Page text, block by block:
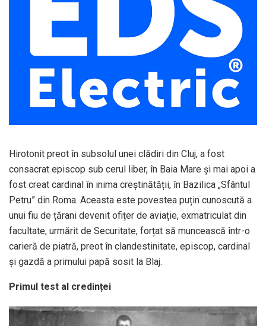
Hirotonit preot în subsolul unei clădiri din Cluj, a fost
consacrat episcop sub cerul liber, în Baia Mare și mai apoi a
fost creat cardinal în inima creștinătății, în Bazilica „Sfântul
Petru” din Roma. Aceasta este povestea puțin cunoscută a
unui fiu de țărani devenit ofițer de aviație, exmatriculat din
facultate, urmărit de Securitate, forțat să muncească într-o
carieră de piatră, preot în clandestinitate, episcop, cardinal
și gazdă a primului papă sosit la Blaj.
Primul test al credinței